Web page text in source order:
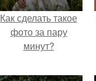
Как сделать такое
фото за пару
минут?